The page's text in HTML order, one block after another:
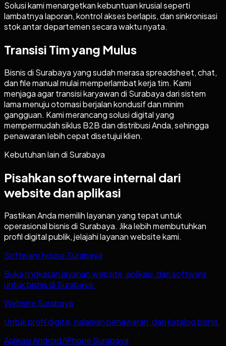
Solusi kami menargetkan kebuntuan krusial seperti
lambatnya laporan, kontrol akses berlapis, dan sinkronisasi
stok antar departemen secara waktu nyata.
Transisi Tim yang Mulus
Bisnis di Surabaya yang sudah merasa spreadsheet, chat,
dan file manual mulai memperlambat kerja tim. Kami
menjaga agar transisi karyawan di Surabaya dari sistem
lama menuju otomasi berjalan kondusif dan minim
gangguan. Kami merancang solusi digital yang
mempermudah siklus B2B dan distribusi Anda, sehingga
penawaran lebih cepat disetujui klien.
Kebutuhan lain di Surabaya
Pisahkan software internal dari
website dan aplikasi
Pastikan Anda memilih layanan yang tepat untuk
operasional bisnis di Surabaya. Jika lebih membutuhkan
profil digital publik, jelajahi layanan website kami.
Software house Surabaya
Buka ringkasan layanan website, aplikasi, dan software
untuk bisnis di Surabaya.
Website Surabaya
Untuk profil digital, halaman penawaran, dan katalog bisnis.
Aplikasi Android/iPhone Surabaya